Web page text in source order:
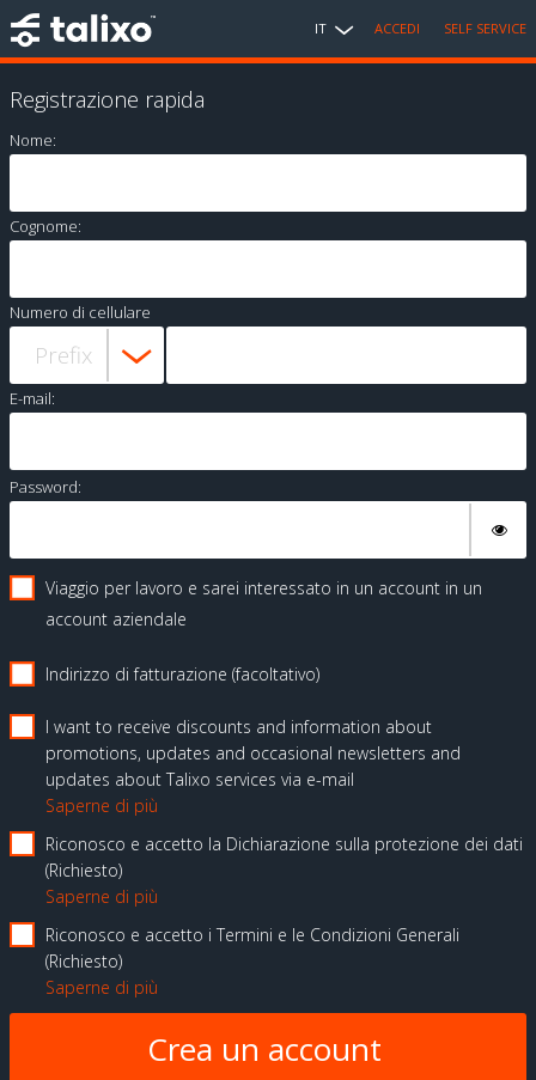
IT ACCEDI SELF SERVICE
Registrazione rapida
Nome:
Cognome:
Numero di cellulare
E-mail:
Password:
Viaggio per lavoro e sarei interessato in un account in un
account aziendale
Indirizzo di fatturazione (facoltativo)
I want to receive discounts and information about
promotions, updates and occasional newsletters and
updates about Talixo services via e-mail
Saperne di più
Riconosco e accetto la Dichiarazione sulla protezione dei dati
Richiesto
Saperne di più
Riconosco e accetto i Termini e le Condizioni Generali
Richiesto
Saperne di più